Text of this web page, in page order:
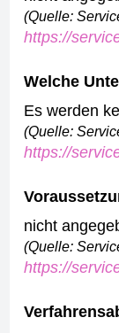
(Quelle:
https://
Welche
Es werden
(Quelle:
https://
nicht
(Quelle:
https://